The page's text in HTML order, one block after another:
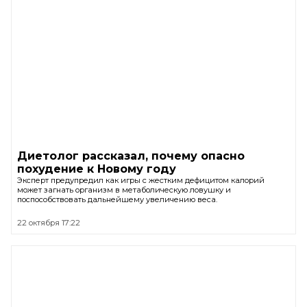
Диетолог рассказал, почему опасно
похудение к Новому году
Эксперт предупредил как игры с жестким дефицитом калорий
может загнать организм в метаболическую ловушку и
поспособствовать дальнейшему увеличению веса.
22 октября 17:22